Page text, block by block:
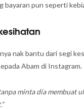
bayaran pun seperti
nak bantu dari segi
Abam di Instagram.
minta dia